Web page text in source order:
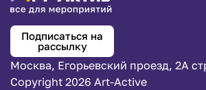
Подписаться на
рассылку
Москва, Егорьевский проезд, 2А
Copyright 2026 Art-Active